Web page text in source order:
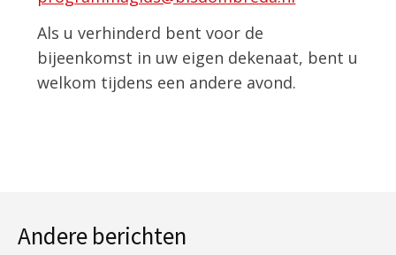
Als u verhinderd bent voor de
bijeenkomst in uw eigen dekenaat, bent u
welkom tijdens een andere avond.
Andere berichten